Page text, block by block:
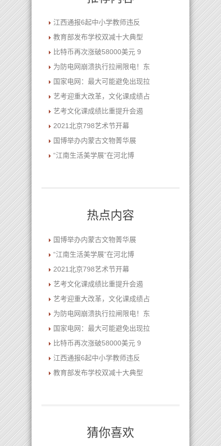
江西通报6起中小学教师违反
教育部发布学校双减十大典型
比特币再次涨破58000美元 9
为防电网崩溃执行拉闸限电！东
国家电网：最大可能避免出现拉
艺考迎重大改革，文化课成绩占
艺考文化课成绩比重提升会遏
2021北京798艺术节开幕
国博举办内蒙古文物菁华展
“江南生活美学展”在河北博
热点内容
国博举办内蒙古文物菁华展
“江南生活美学展”在河北博
2021北京798艺术节开幕
艺考文化课成绩比重提升会遏
艺考迎重大改革，文化课成绩占
为防电网崩溃执行拉闸限电！东
国家电网：最大可能避免出现拉
比特币再次涨破58000美元 9
江西通报6起中小学教师违反
教育部发布学校双减十大典型
猜你喜欢